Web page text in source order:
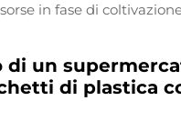
in fase di
di un
di plastica